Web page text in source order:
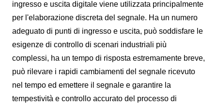
ingresso e uscita digitale viene utilizzata principalmente
per l'elaborazione discreta del segnale. Ha un numero
adeguato di punti di ingresso e uscita, può soddisfare le
esigenze di controllo di scenari industriali più
complessi, ha un tempo di risposta estremamente breve,
può rilevare i rapidi cambiamenti del segnale ricevuto
nel tempo ed emettere il segnale e garantire la
tempestività e controllo accurato del processo di